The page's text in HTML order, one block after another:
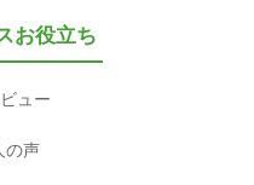
お役立ち
ュー
の声